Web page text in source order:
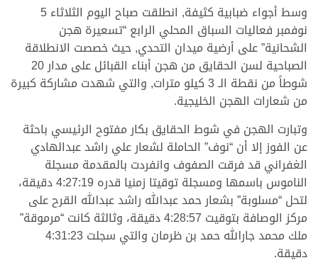
وسط أجواء ضبابية كثيفة, انطلقت صباح اليوم الثلاثاء 5
نوفمبر فعاليات السباق المحلي الرابع “تسعيرة هجن
الشحانية” على أرضية ميدان التحدي, حيث خصصت الانطلاقة
الصباحية لسن الحقايق من هجن أبناء القبائل على مدار 20
شوطاً من نقطة الـ 3 كيلو مترات, والتي شهدت مشاركة كبيرة
من شعارات الهجن الخليجية.
وتبارت الهجن في شوط الحقايق بكار مفتوح الرئيسي باحثة
عن الفوز إلا أن “نوف” الحاملة لشعار علي راشد عبدالهادي
الغفراني قد فرقت الصفوف وانفردت بالمقدمة مسجلة
الناموس باسمها ومسجلة توقيتا زمنيا قدره 4:27:19 دقيقة،
لتحل “مسلوبة” بشعار حمد عبدالله راشد عبدالله القرح على
مركز الوصافة بتوقيت 4:28:57 دقيقة، وثالثة كانت “مرموقة”
ملك محمد جارالله حمد بن ظرمان والتي سجلت 4:31:23
دقيقة.